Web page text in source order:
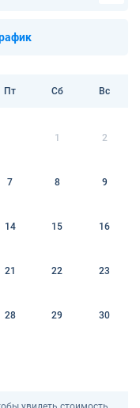
Пт Сб Вс
1 2
7 8 9
14 15 16
21 22 23
28 29 30